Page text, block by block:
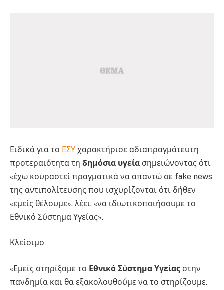
Ειδικά για το ΕΣΥ χαρακτήρισε αδιαπραγμάτευτη
προτεραιότητα τη δημόσια υγεία σημειώνοντας ότι
«έχω κουραστεί πραγματικά να απαντώ σε fake news
της αντιπολίτευσης που ισχυρίζονται ότι δήθεν
«εμείς θέλουμε», λέει, «να ιδιωτικοποιήσουμε το
Εθνικό Σύστημα Υγείας».
Κλείσιμο
«Εμείς στηρίξαμε το Εθνικό Σύστημα Υγείας στην
πανδημία και θα εξακολουθούμε να το στηρίζουμε.